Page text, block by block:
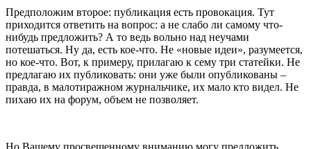
Предположим второе: публикация есть провокация. Тут
приходится ответить на вопрос: а не слабо ли самому что-
нибудь предложить? А то ведь вольно над неучами
потешаться. Ну да, есть кое-что. Не «новые идеи», разумеется,
но кое-что. Вот, к примеру, прилагаю к сему три статейки. Не
предлагаю их публиковать: они уже были опубликованы –
правда, в малотиражном журнальчике, их мало кто видел. Не
пихаю их на форум, объем не позволяет.